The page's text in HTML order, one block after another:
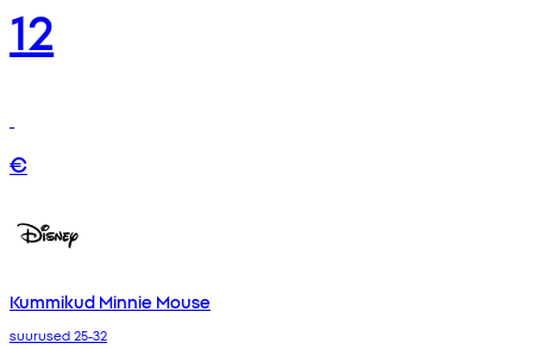
12
€
Kummikud Minnie Mouse
suurused 25-32